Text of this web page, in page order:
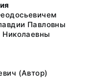
Павловны
(Автор)